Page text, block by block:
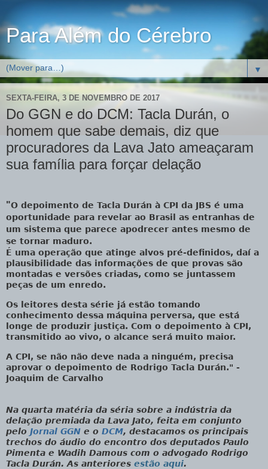
Para Além do Cérebro
▼
SEXTA-FEIRA, 3 DE NOVEMBRO DE 2017
Do GGN e do DCM: Tacla Durán, o
homem que sabe demais, diz que
procuradores da Lava Jato ameaçaram
sua família para forçar delação
"O depoimento de Tacla Durán à CPI da JBS é uma
oportunidade para revelar ao Brasil as entranhas de
um sistema que parece apodrecer antes mesmo de
se tornar maduro.
É uma operação que atinge alvos pré-definidos, daí a
plausibilidade das informações de que provas são
montadas e versões criadas, como se juntassem
peças de um enredo.
Os leitores desta série já estão tomando
conhecimento dessa máquina perversa, que está
longe de produzir justiça. Com o depoimento à CPI,
transmitido ao vivo, o alcance será muito maior.
A CPI, se não não deve nada a ninguém, precisa
aprovar o depoimento de Rodrigo Tacla Durán." -
Joaquim de Carvalho
Na quarta matéria da séria sobre a indústria da
delação premiada da Lava Jato, feita em conjunto
pelo Jornal GGN e o DCM, destacamos os principais
trechos do áudio do encontro dos deputados Paulo
Pimenta e Wadih Damous com o advogado Rodrigo
Tacla Durán. As anteriores estão aqui.